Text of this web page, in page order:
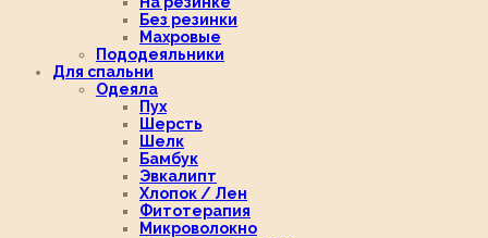
Без резинки
Махровые
Пододеяльники
Для спальни
Одеяла
Пух
Шерсть
Шелк
Бамбук
Эвкалипт
Хлопок / Лен
Фитотерапия
Микроволокно